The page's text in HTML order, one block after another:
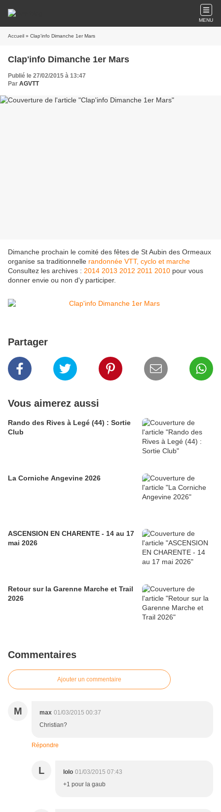
MENU
Accueil » Clap'info Dimanche 1er Mars
Clap'info Dimanche 1er Mars
Publié le 27/02/2015 à 13:47
Par AGVTT
Dimanche prochain le comité des fêtes de St Aubin des Ormeaux
organise sa traditionnelle randonnée VTT, cyclo et marche
Consultez les archives : 2014 2013 2012 2011 2010 pour vous
donner envie ou non d'y participer.
Partager
Vous aimerez aussi
Rando des Rives à Legé (44) : Sortie
Club
La Corniche Angevine 2026
ASCENSION EN CHARENTE - 14 au 17
mai 2026
Retour sur la Garenne Marche et Trail
2026
Commentaires
Ajouter un commentaire
M max 01/03/2015 00:37
Christian?
Répondre
L lolo 01/03/2015 07:43
+1 pour la gaub